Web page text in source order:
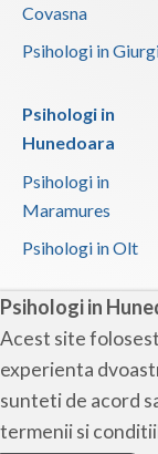
Psihologi in
Acest site
experienta
sunteti de acord
termenii si
Covasna
Psihologi in
Psihologi in
Hunedoara
Psihologi in
Maramures
Psihologi in Olt
Psihologi in Sibiu
Psihologi in Timis
Psihologi in Vaslui